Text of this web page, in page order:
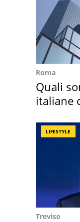
Roma
Quali
italiane
LIFESTYLE
Treviso